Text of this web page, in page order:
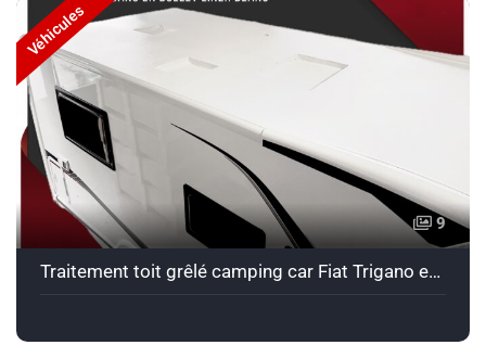
Véhicules
9
Traitement toit grêlé camping car Fiat Trigano en Bullet Liner blanc.